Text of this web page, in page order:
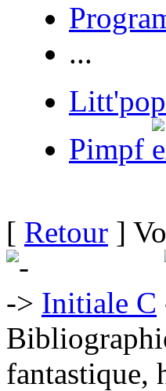
...
Litt'pop
Pimpf
[ Retour ]
Initiale C
fantastique,